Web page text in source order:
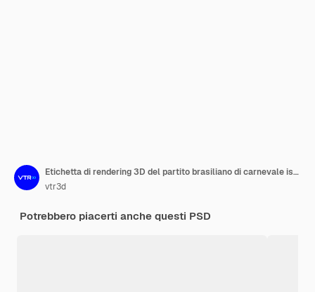
Etichetta di rendering 3D del partito brasiliano di carnevale isolata per la composizione
vtr3d
Potrebbero piacerti anche questi PSD